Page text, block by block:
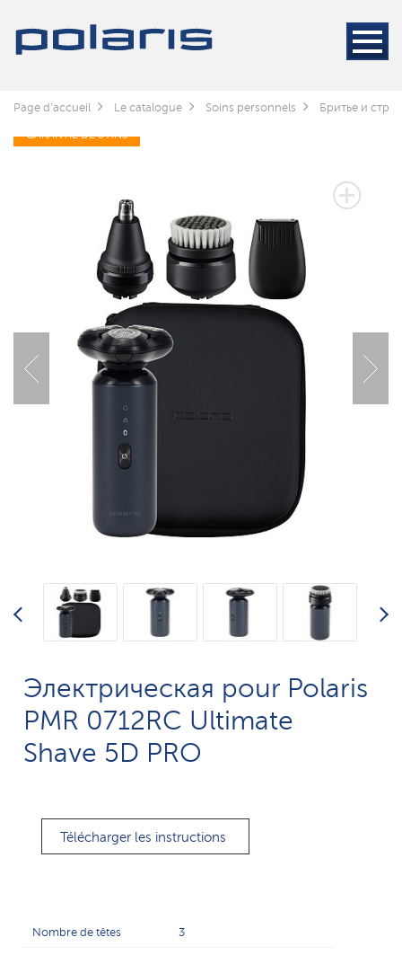
Page d'accueil Le catalogue Soins personnels Бритье и
GARANTIE DE 3 ANS
Электрическая pour Polaris
PMR 0712RC Ultimate
Shave 5D PRO
Télécharger les instructions
Nombre de têtes 3